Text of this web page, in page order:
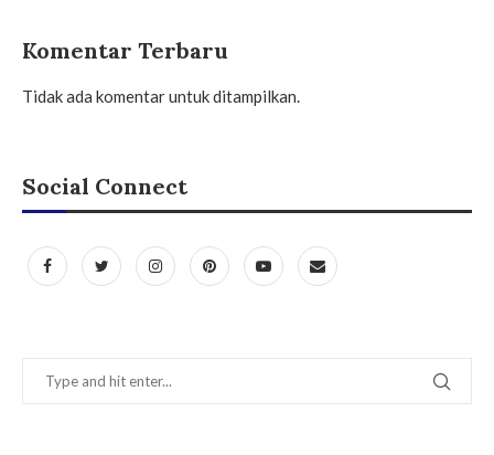
Komentar Terbaru
Tidak ada komentar untuk ditampilkan.
Social Connect